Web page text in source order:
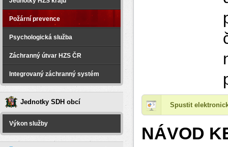
Požární prevence
Psychologická služba
Záchranný útvar HZS ČR
Integrovaný záchranný systém
Jednotky SDH obcí
Výkon služby
Spustit
NÁVOD